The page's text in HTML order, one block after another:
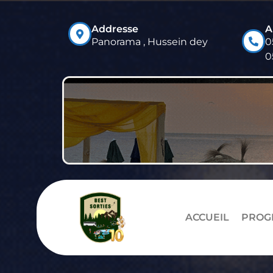
Addresse
Panorama , Hussein dey
ACCUEIL